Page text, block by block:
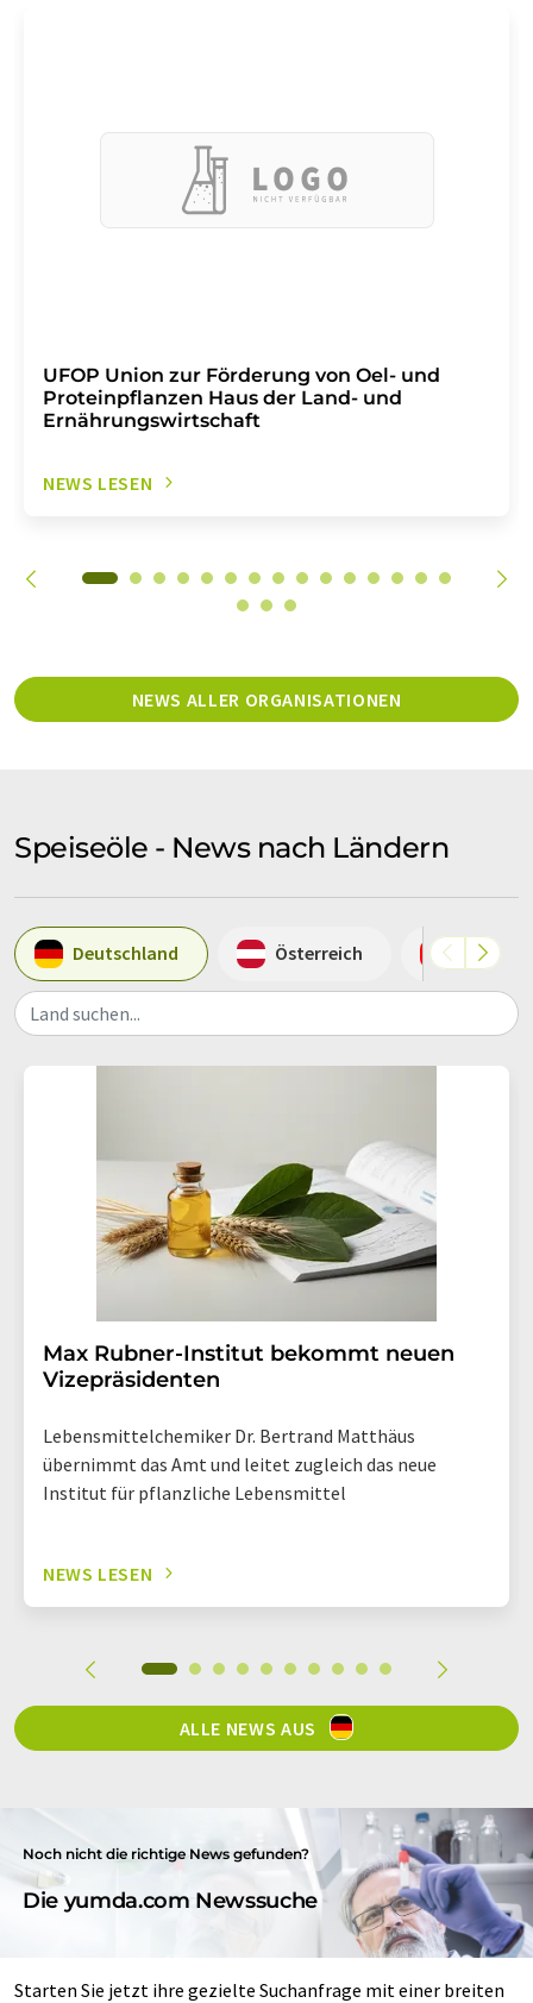
UFOP Union zur Förderung von Oel- und
Proteinpflanzen Haus der Land- und
Ernährungswirtschaft
NEWS LESEN
NEWS ALLER ORGANISATIONEN
Speiseöle - News nach Ländern
Deutschland Österreich Schweiz
Land suchen...
Max Rubner-Institut bekommt neuen
Vizepräsidenten
Lebensmittelchemiker Dr. Bertrand Matthäus
übernimmt das Amt und leitet zugleich das neue
Institut für pflanzliche Lebensmittel
NEWS LESEN
ALLE NEWS AUS
Noch nicht die richtige News gefunden?
Die yumda.com Newssuche
Starten Sie jetzt ihre gezielte Suchanfrage mit einer breiten